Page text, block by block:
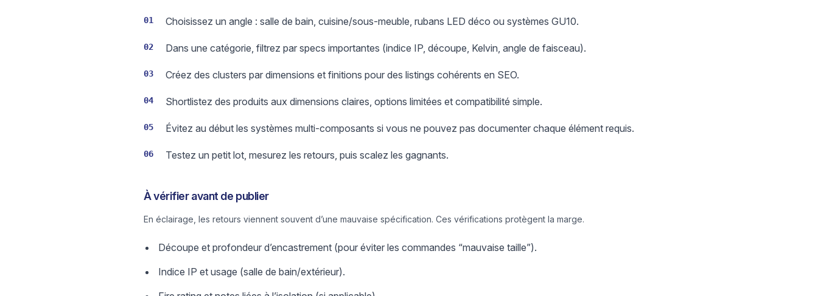
01 Choisissez un angle : salle de bain, cuisine/sous-meuble, rubans LED déco ou systèmes GU10.
02 Dans une catégorie, filtrez par specs importantes (indice IP, découpe, Kelvin, angle de faisceau).
03 Créez des clusters par dimensions et finitions pour des listings cohérents en SEO.
04 Shortlistez des produits aux dimensions claires, options limitées et compatibilité simple.
05 Évitez au début les systèmes multi-composants si vous ne pouvez pas documenter chaque élément requis.
06 Testez un petit lot, mesurez les retours, puis scalez les gagnants.
À vérifier avant de publier
En éclairage, les retours viennent souvent d’une mauvaise spécification. Ces vérifications protègent la marge.
Découpe et profondeur d’encastrement (pour éviter les commandes “mauvaise taille”).
Indice IP et usage (salle de bain/extérieur).